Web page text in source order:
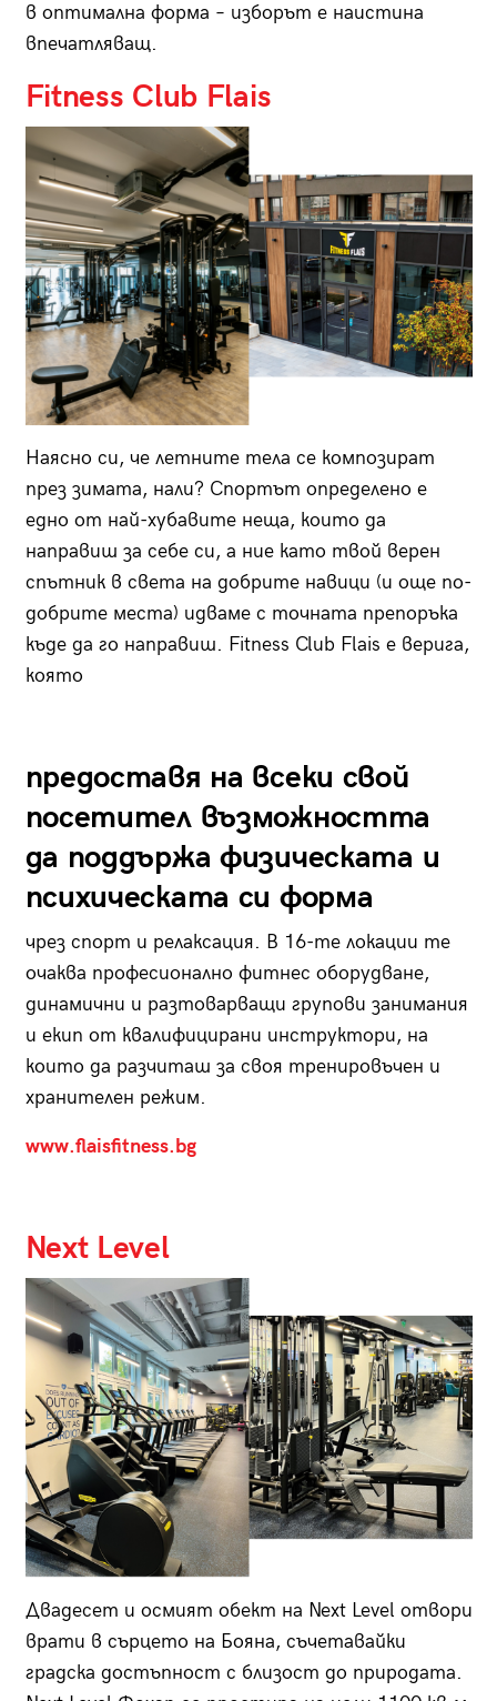
в оптимална форма – изборът е наистина
впечатляващ.
Fitness Club Flais
Наясно си, че летните тела се композират
през зимата, нали? Спортът определено е
едно от най-хубавите неща, които да
направиш за себе си, а ние като твой верен
спътник в света на добрите навици (и още по-
добрите места) идваме с точната препоръка
къде да го направиш. Fitness Club Flais е верига,
която
предоставя на всеки свой
посетител възможността
да поддържа физическата и
психическата си форма
чрез спорт и релаксация. В 16-те локации те
очаква професионално фитнес оборудване,
динамични и разтоварващи групови занимания
и екип от квалифицирани инструктори, на
които да разчиташ за своя тренировъчен и
хранителен режим.
www.flaisfitness.bg
Next Level
Двадесет и осмият обект на Next Level отвори
врати в сърцето на Бояна, съчетавайки
градска достъпност с близост до природата.